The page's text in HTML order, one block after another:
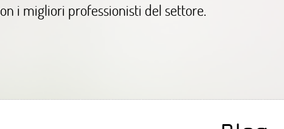
i migliori professionisti del settore.